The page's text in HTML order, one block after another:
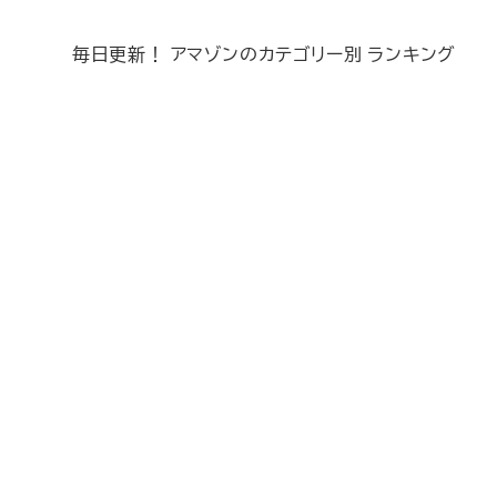
毎日更新！ アマゾンのカテゴリー別 ランキング